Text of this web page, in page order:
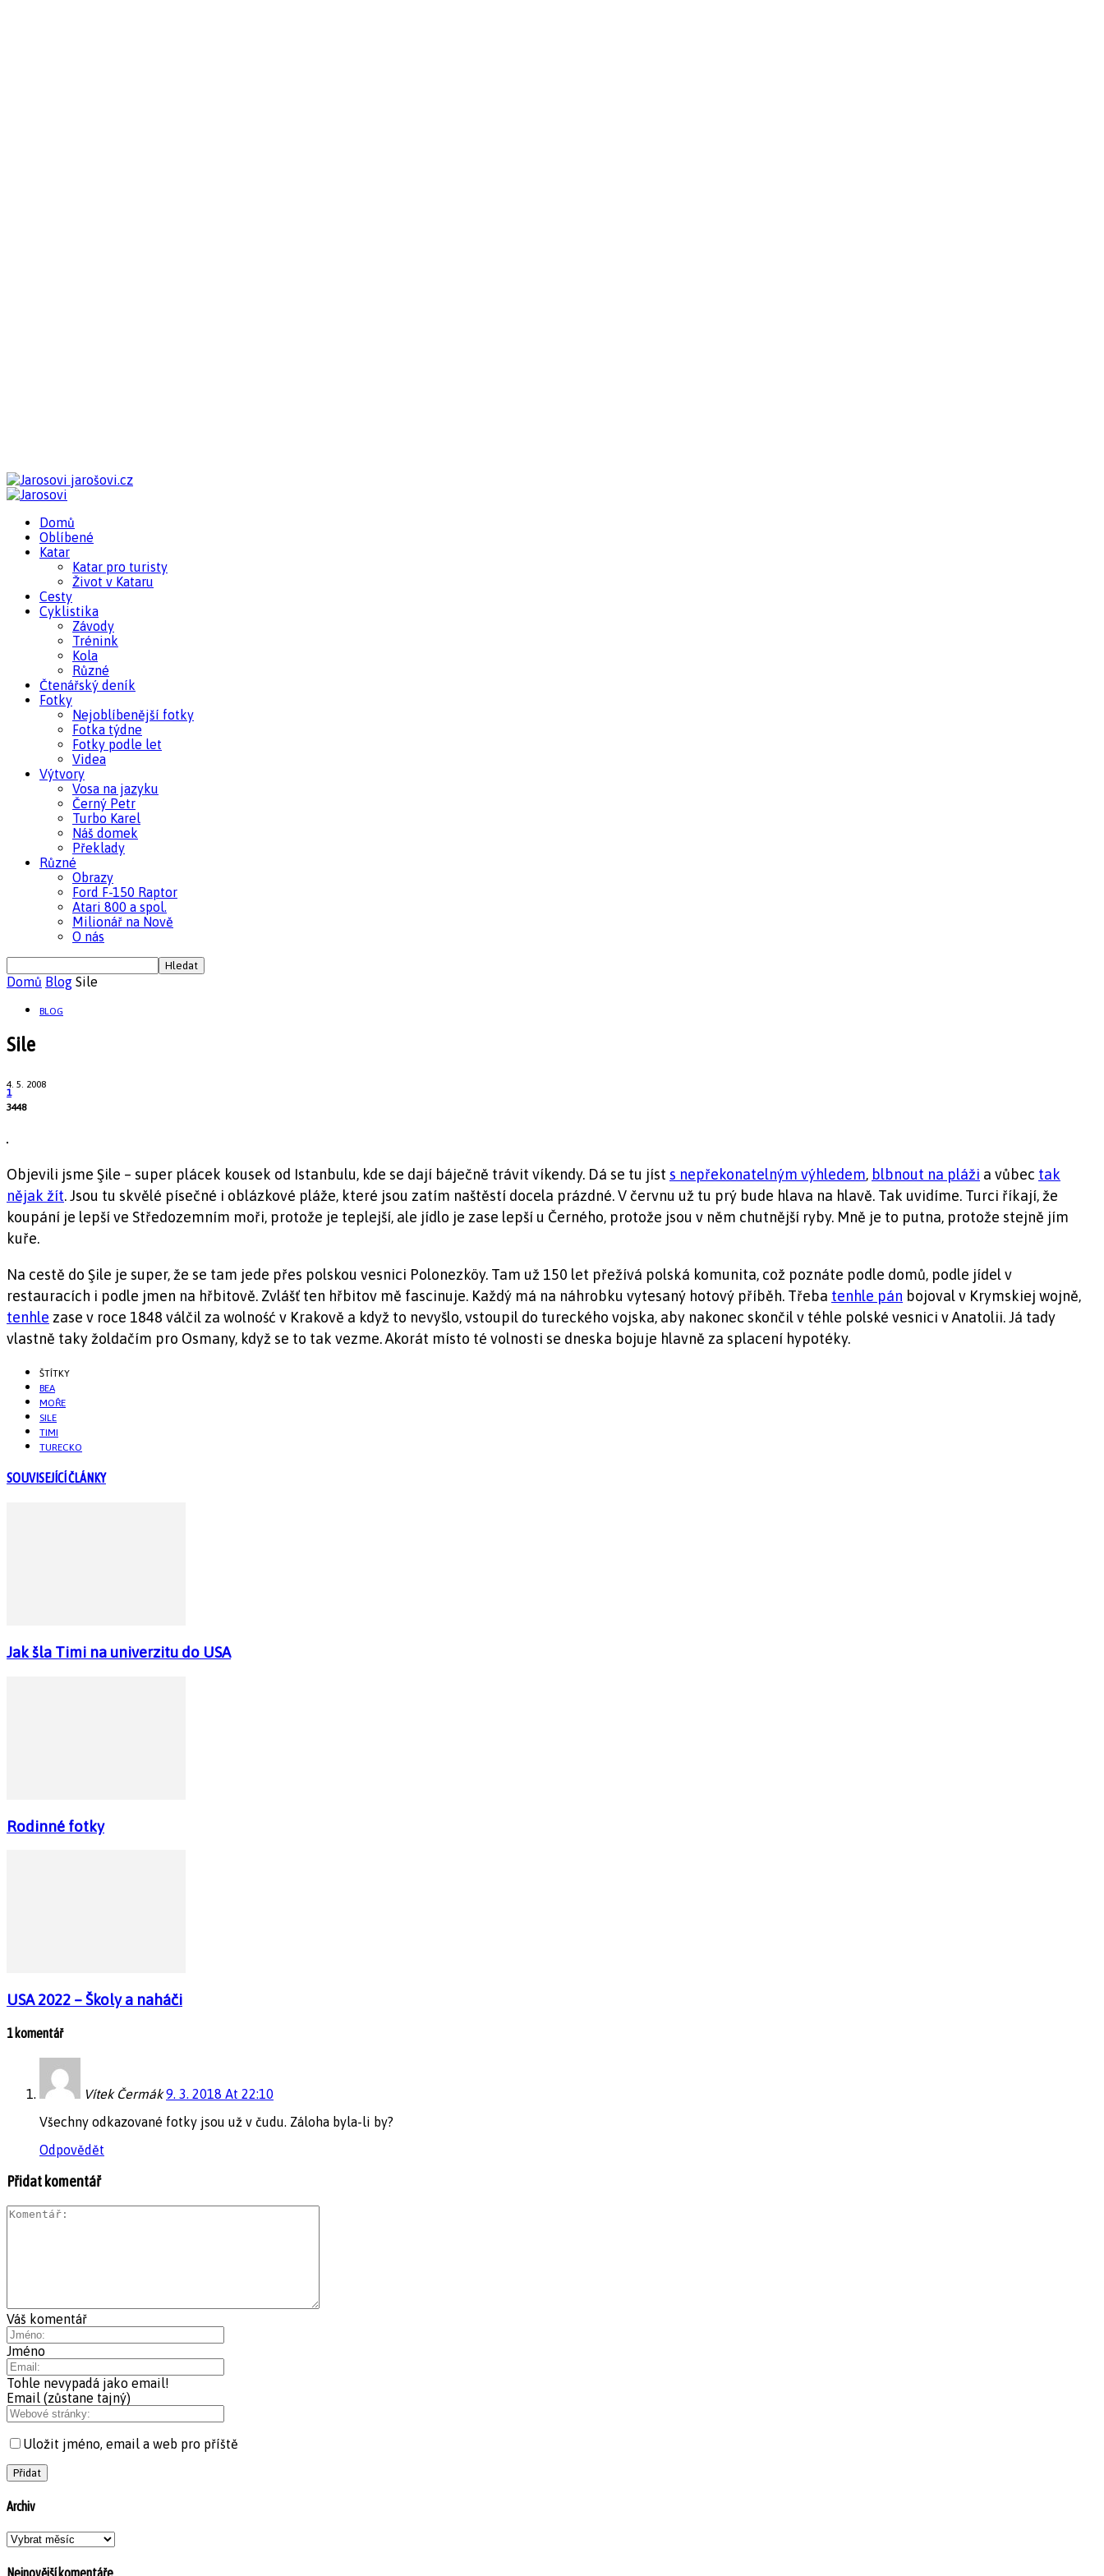
jarošovi.cz
Domů
Oblíbené
Katar
Katar pro turisty
Život v Kataru
Cesty
Cyklistika
Závody
Trénink
Kola
Různé
Čtenářský deník
Fotky
Nejoblíbenější fotky
Fotka týdne
Fotky podle let
Videa
Výtvory
Vosa na jazyku
Černý Petr
Turbo Karel
Náš domek
Překlady
Různé
Obrazy
Ford F-150 Raptor
Atari 800 a spol.
Milionář na Nově
O nás
Domů Blog Sile
BLOG
Sile
4. 5. 2008
1
3448
Objevili jsme Şile – super plácek kousek od Istanbulu, kde se dají báječně trávit víkendy. Dá se tu jíst s nepřekonatelným výhledem, blbnout na pláži a vůbec tak
nějak žít. Jsou tu skvělé písečné i oblázkové pláže, které jsou zatím naštěstí docela prázdné. V červnu už tu prý bude hlava na hlavě. Tak uvidíme. Turci říkají, že
koupání je lepší ve Středozemním moři, protože je teplejší, ale jídlo je zase lepší u Černého, protože jsou v něm chutnější ryby. Mně je to putna, protože stejně jím
kuře.
Na cestě do Şile je super, že se tam jede přes polskou vesnici Polonezköy. Tam už 150 let přežívá polská komunita, což poznáte podle domů, podle jídel v
restauracích i podle jmen na hřbitově. Zvlášť ten hřbitov mě fascinuje. Každý má na náhrobku vytesaný hotový příběh. Třeba tenhle pán bojoval v Krymskiej wojně,
tenhle zase v roce 1848 válčil za wolność v Krakově a když to nevyšlo, vstoupil do tureckého vojska, aby nakonec skončil v téhle polské vesnici v Anatolii. Já tady
vlastně taky žoldačím pro Osmany, když se to tak vezme. Akorát místo té volnosti se dneska bojuje hlavně za splacení hypotéky.
ŠTÍTKY
BEA
MOŘE
SILE
TIMI
TURECKO
SOUVISEJÍCÍ ČLÁNKY
Jak šla Timi na univerzitu do USA
Rodinné fotky
USA 2022 – Školy a naháči
1 komentář
Vítek Čermák 9. 3. 2018 At 22:10
Všechny odkazované fotky jsou už v čudu. Záloha byla-li by?
Odpovědět
Přidat komentář
Váš komentář
Jméno
Tohle nevypadá jako email!
Email (zůstane tajný)
Uložit jméno, email a web pro příště
Archiv
Archiv
Nejnovější komentáře